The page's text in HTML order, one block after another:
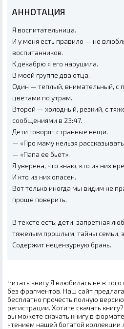
АННОТАЦИЯ
Я воспитательница.
И у меня есть правило — не
воспитанников.
К декабрю я его нарушила.
В моей группе два отца.
Один — теплый, внимательный, с
цветами по утрам.
Второй — холодный, резкий, с
сообщениями в 23:47.
Дети говорят странные вещи.
— «Про маму нельзя
— «Папа ее бьет».
Я уверена, что знаю, кто из них
И кто из них опасен.
Вот только иногда мы видим не
проще поверить.
В тексте есть: дети, запретная
тяжелым прошлым, тайны семьи,
Содержит нецензурную брань.
Читать книгу Я влюбилась не в
без фрагментов. Наш сайт
бесплатно прочесть полную
регистрации. Хотите скачать
вы можете скачать книгу в
чтением нашей богатой коллекции